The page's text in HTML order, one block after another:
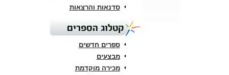
סדנאות והרצאות
קטלוג הספרים
ספרים חדשים
מבצעים
מכירה מוקדמת